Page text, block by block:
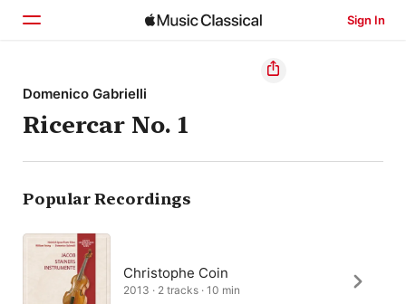
Sign In
Home
Browse
Search
Domenico Gabrielli
Ricercar No. 1
Popular Recordings
Christophe Coin
2013 · 2 tracks · 10 min